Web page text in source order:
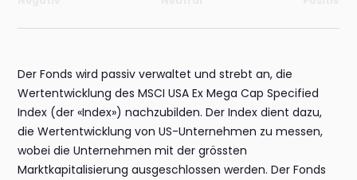
Der Fonds wird passiv verwaltet und strebt an, die
Wertentwicklung des MSCI USA Ex Mega Cap Specified
Index (der «Index») nachzubilden. Der Index dient dazu,
die Wertentwicklung von US-Unternehmen zu messen,
wobei die Unternehmen mit der grössten
Marktkapitalisierung ausgeschlossen werden. Der Fonds